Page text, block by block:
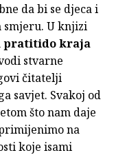
da bi se djeca i
U knjizi
pratitido kraja
stvarne
čitatelji
savjet. Svakoj od
što nam daje
na
koje isami